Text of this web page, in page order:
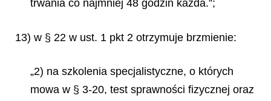
trwania co najmniej 48 godzin każda.”;
13) w § 22 w ust. 1 pkt 2 otrzymuje brzmienie:
„2) na szkolenia specjalistyczne, o których
mowa w § 3-20, test sprawności fizycznej oraz